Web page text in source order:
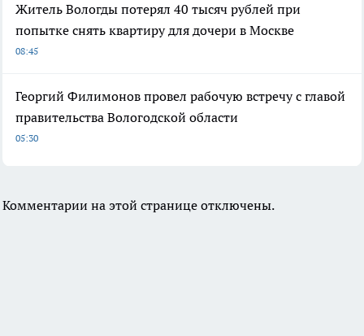
Житель Вологды потерял 40 тысяч рублей при
попытке снять квартиру для дочери в Москве
08:45
Георгий Филимонов провел рабочую встречу с главой
правительства Вологодской области
05:30
Комментарии на этой странице отключены.